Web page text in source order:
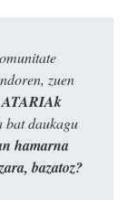
zuen
ATARIAk
bat daukagu
hamarna
bazatoz?